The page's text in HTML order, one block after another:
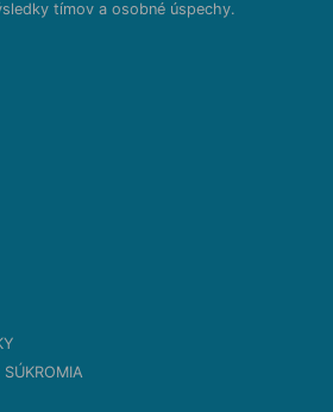
tímov a osobné úspechy.